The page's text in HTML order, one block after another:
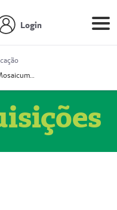
Login
Prestador Mosaicum Espaço Clínico Eireli (51004355-5)